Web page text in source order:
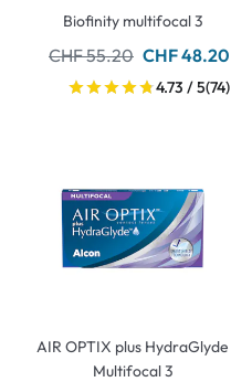
Biofinity multifocal 3
CHF 55.20 CHF 48.20
4.73 / 5(74)
AIR OPTIX plus HydraGlyde
Multifocal 3